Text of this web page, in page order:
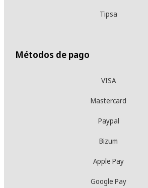
Tipsa
Métodos de pago
VISA
Mastercard
Paypal
Bizum
Apple Pay
Google Pay